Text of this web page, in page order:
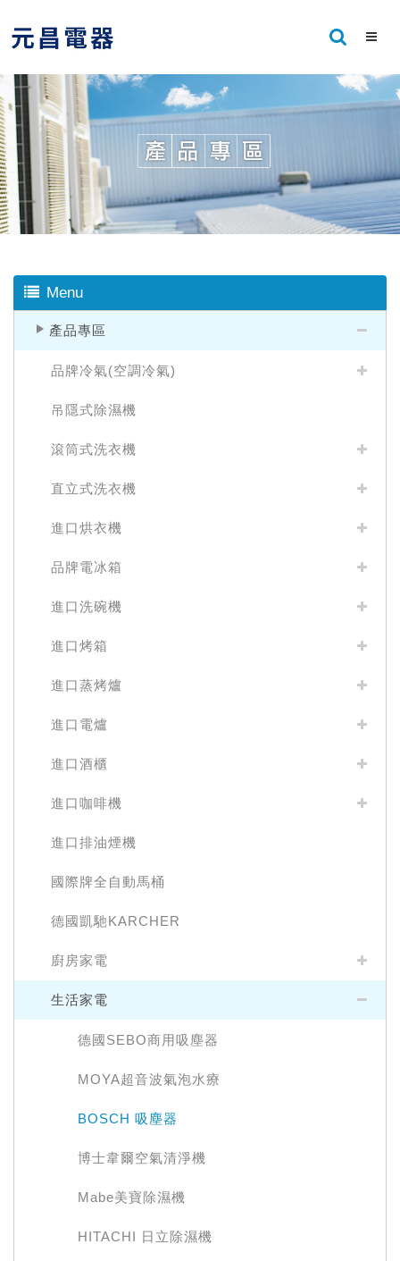
Menu
產品專區
品牌冷氣(空調冷氣)
吊隱式除濕機
滾筒式洗衣機
直立式洗衣機
進口烘衣機
品牌電冰箱
進口洗碗機
進口烤箱
進口蒸烤爐
進口電爐
進口酒櫃
進口咖啡機
進口排油煙機
國際牌全自動馬桶
德國凱馳KARCHER
廚房家電
生活家電
德國SEBO商用吸塵器
MOYA超音波氣泡水療
BOSCH 吸塵器
博士韋爾空氣清淨機
Mabe美寶除濕機
HITACHI 日立除濕機